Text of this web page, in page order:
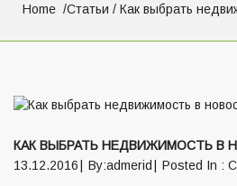
Home Статьи / Как выбрать
КАК ВЫБРАТЬ НЕДВИЖИМОСТЬ В
13.12.2016
By:admerid Posted In :